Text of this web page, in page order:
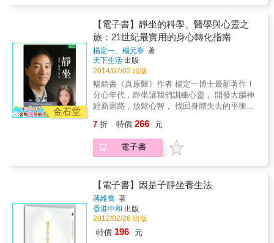
門。 & 以其自身的學習和各家傳承派別為始，
娓娓道出靜坐妙法，從入門與竅訣處下手，搭
配修心之要，不獨有宗派來源立論，方法層次
分明，簡單卻又義理奧妙，是現代人學習靜坐
法門的一本絕妙奇書，仔細研讀與實修之後，
對於修心修身，養性養神絕對能提供源源不絕
的能量。 & 這本書提供的獨特靜坐法門，就像
朝陽，就像月光，就像充電器，沒有電時一切
功能不起，有電則能量百倍。給予現代人精氣
神的重要法寶，這是我們色身的天然百憂解，
也是我們生命能量的密碼儲存庫。人身難得，
問題是我們對於保養這個法舟載具的｢人身｣卻
常一無所知。 & 這本書從中國最古老的道家入
門，從而打開靜坐的秘訣，閱讀者受用無窮，
行、立、坐、臥、食之中實踐道家的靜坐功
法，讓繁忙現代人練習如何育五臟、調呼吸、
歸血氣、了自然、知心地。以靜坐來對治現代
人常有的心血管、失眠、憂鬱、腸胃、頭痛、
更年期等毛病，以靜坐而致少病不病的獨門祕
嗎？ 傑出醫學研究者與醫師楊定一10幾歲時就
一邊解高等微積分，一邊閱讀哲學書籍，想知
道人生所為何來？楊定一從物理、生物、神經
生理學的當代研究成果，重新以現代和科學的
觀點來看靜坐、修行，並結合健康醫學的原
理，點出靜坐在身心方面的立即效果。 本書全
文採QA方式，透過女兒楊元寧匯集了父親多年
來靜坐教學累積的問答，也納入了自己從10歲
到24歲向父親提出的各種問題，解答了絕大多
數人對於靜坐的疑問與想像。 「我透過靜坐尋
人生所為何來？生命還有什麼是我們掌握不了
的？最後我終於明白所有的答案都在我們內
心，只要探問自己的心靈，答案自然會湧現，
靜坐對健康的益處 刺激副交感神經系統、開發
大腦神經新迴路： 刺激副交感神經，放鬆心
智，讓身體重回和諧與完整 開發大腦潛力： 靜
坐時腦波由清醒和忙碌狀態的&beta;波轉為放
鬆和專注狀態的&alpha;波，有活化腦部尚未使
金石堂
【電子書】靜坐的科學、醫學與心靈之
旅：21世紀最實用的身心轉化指南
楊定一、楊元寧 著
天下生活 出版
2014/07/02 出版
暢銷書《真原醫》作者 楊定一博士最新著作！
分心年代，靜坐讓我們訓練心靈， 開發大腦神
經新迴路，放鬆心智， 找回身體失去的平衡，
的探險之旅，透過靜坐尋找到人生的意義 這是
一趟自我發現的旅程，用開放的心態，就能全
然的放下與領悟 為什麼要學靜坐？靜坐的方法
嗎？ 傑出醫學研究者與醫師楊定一10幾歲時就
一邊解高等微積分，一邊閱讀哲學書籍，想知
道人生所為何來？楊定一從物理、生物、神經
生理學的當代研究成果，重新以現代和科學的
觀點來看靜坐、修行，並結合健康醫學的原
理，點出靜坐在身心方面的立即效果。 本書全
7 折 特價 266 元
電子書
【電子書】因是子靜坐養生法
蔣維喬 著
香港中和 出版
2012/02/26 出版
特價 196 元